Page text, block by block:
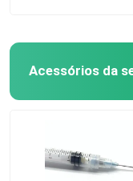
Acessórios da